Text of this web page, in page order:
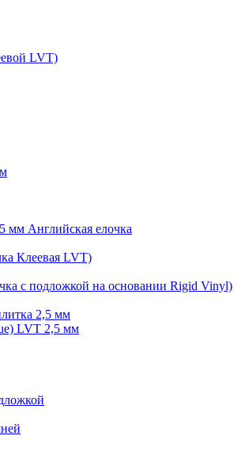
LVT)
мм Английская елочка
Клеевая LVT)
с подложкой на основании Rigid Vinyl)
2,5 мм
LVT 2,5 мм